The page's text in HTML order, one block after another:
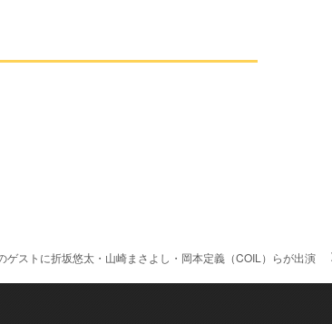
ゲストに折坂悠太・山崎まさよし・岡本定義（COIL）らが出演